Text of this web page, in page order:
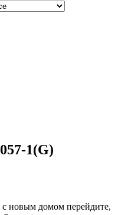
1(G)
с новым домом перейдите,